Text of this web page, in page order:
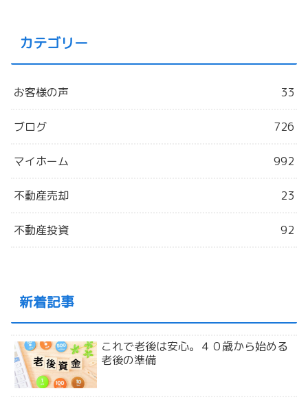
カテゴリー
お客様の声 33
ブログ 726
マイホーム 992
不動産売却 23
不動産投資 92
新着記事
これで老後は安心。４０歳から始める
老後の準備